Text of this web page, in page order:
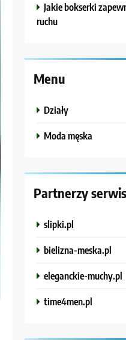
Jakie bokserki
ruchu
Menu
Działy
Moda męska
Partnerzy
slipki.pl
bielizna-meska.pl
eleganckie-muchy.pl
time4men.pl